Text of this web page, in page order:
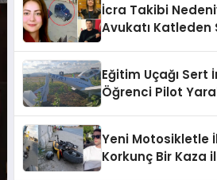
İcra Takibi
Avukatı Katleden
Eğitim Uçağı Sert
Öğrenci Pilot
Yeni Motosikletle
Korkunç Bir Kaza